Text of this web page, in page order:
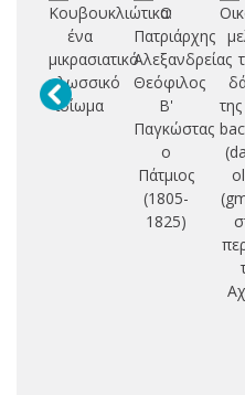
Κουβουκλιώτικα:
ένα
μικρασιατικό
γλωσσικό
ιδίωμα
Ο
Πατριάρχης
Αλεξανδρείας
Θεόφιλος
Β'
Παγκώστας
ο
Πάτμιος
(1805-
1825)